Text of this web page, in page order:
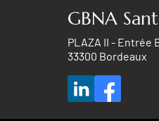
GBNA
PLAZA II - Entrée
33300 Bordeaux